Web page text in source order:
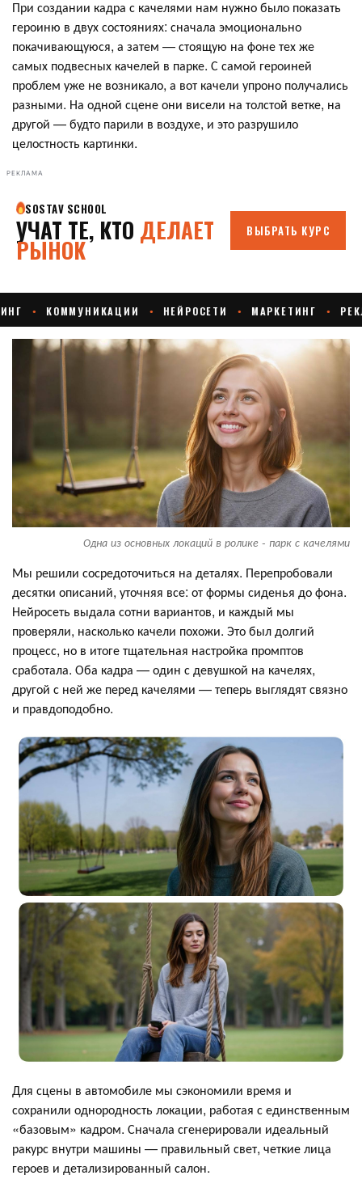
При создании кадра с качелями нам нужно было показать
героиню в двух состояниях: сначала эмоционально
покачивающуюся, а затем — стоящую на фоне тех же
самых подвесных качелей в парке. С самой героиней
проблем уже не возникало, а вот качели упроно получались
разными. На одной сцене они висели на толстой ветке, на
другой — будто парили в воздухе, и это разрушило
целостность картинки.
РЕКЛАМА
Одна из основных локаций в ролике - парк с качелями
Мы решили сосредоточиться на деталях. Перепробовали
десятки описаний, уточняя все: от формы сиденья до фона.
Нейросеть выдала сотни вариантов, и каждый мы
проверяли, насколько качели похожи. Это был долгий
процесс, но в итоге тщательная настройка промптов
сработала. Оба кадра — один с девушкой на качелях,
другой с ней же перед качелями — теперь выглядят связно
и правдоподобно.
Для сцены в автомобиле мы сэкономили время и
сохранили однородность локации, работая с единственным
«базовым» кадром. Сначала сгенерировали идеальный
ракурс внутри машины — правильный свет, четкие лица
героев и детализированный салон.